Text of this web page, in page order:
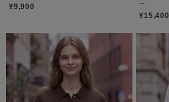
¥9,900
ー
¥15,400